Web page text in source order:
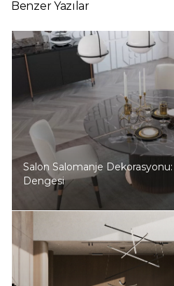
Benzer Yazılar
Salon Salomanje
Dengesi